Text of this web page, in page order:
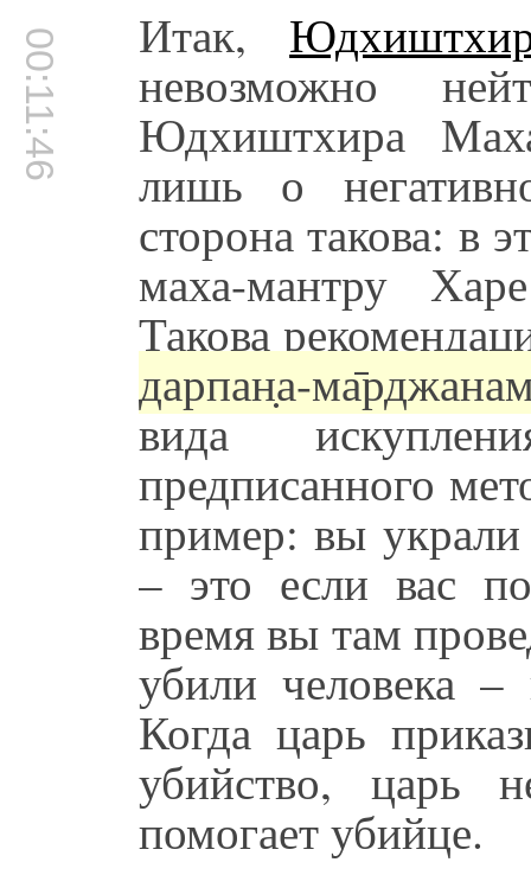
00:11:46 Итак,
невозможно
Юдхиштхира
лишь о
сторона такова: в
маха-мантру
Такова
дарпан̣а-
вида
предписанного
пример: вы украли
– это если вас
время вы там
убили человека –
Когда царь
убийство, царь
помогает убийце.